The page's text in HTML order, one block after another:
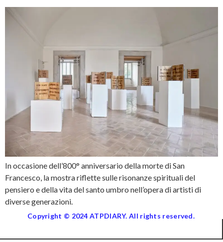
In occasione dell’800° anniversario della morte di San
Francesco, la mostra riflette sulle risonanze spirituali del
pensiero e della vita del santo umbro nell’opera di artisti di
diverse generazioni.
Copyright © 2024 ATPDIARY. All rights reserved.